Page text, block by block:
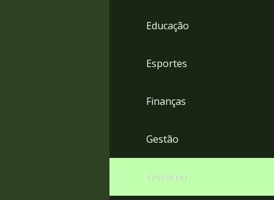
Educação
Esportes
Finanças
Gestão
Governo